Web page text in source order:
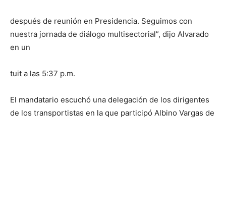
después de reunión en Presidencia. Seguimos con
nuestra jornada de diálogo multisectorial”, dijo Alvarado
en un
tuit a las 5:37 p.m.
El mandatario escuchó una delegación de los dirigentes
de los transportistas en la que participó Albino Vargas de